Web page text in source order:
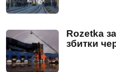
Rozetka
збитки